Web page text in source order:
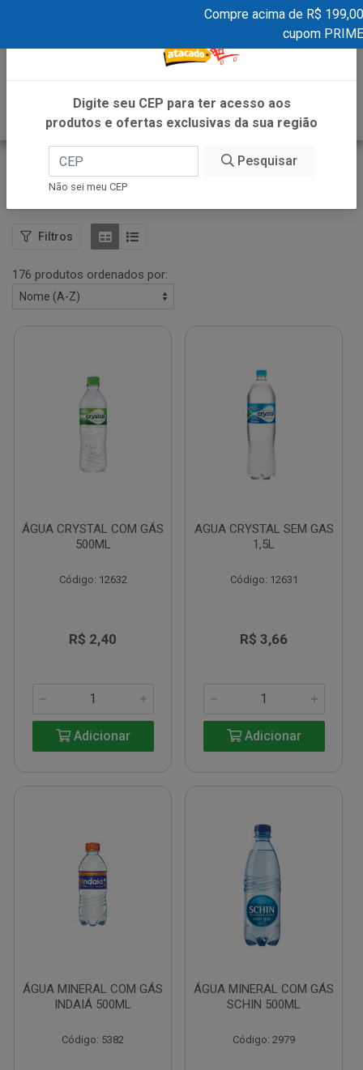
Compre acima de R$ 199,00
cupom
Bebidas Não Alcóolicas
Filtros
176 produtos ordenados por:
ÁGUA CRYSTAL COM GÁS
500ML
Código: 12632
R$ 2,40
Adicionar
AGUA CRYSTAL SEM GAS
1,5L
Código: 12631
R$ 3,66
Adicionar
ÁGUA MINERAL COM GÁS
INDAIÁ 500ML
Código: 5382
ÁGUA MINERAL COM GÁS
SCHIN 500ML
Código: 2979
×
Digite seu CEP para ter acesso aos
produtos e ofertas exclusivas da sua região
Pesquisar
Não sei meu CEP